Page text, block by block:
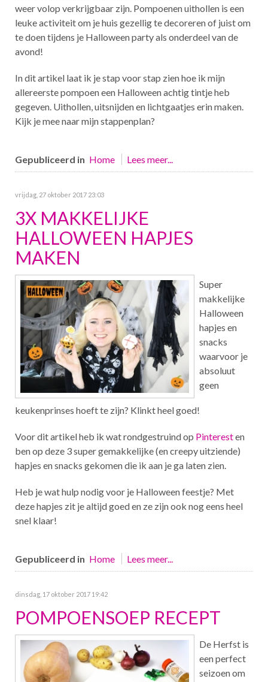
weer volop verkrijgbaar zijn. Pompoenen uithollen is een
leuke activiteit om je huis gezellig te decoreren of juist om
te doen tijdens je Halloween party als onderdeel van de
avond!
In dit artikel laat ik je stap voor stap zien hoe ik mijn
allereerste pompoen een Halloween achtig tintje heb
gegeven. Uithollen, uitsnijden en lichtgaatjes erin maken.
Kijk je mee naar mijn stappenplan?
Gepubliceerd in Home Lees meer...
vrijdag, 27 oktober 2017 23:03
3X MAKKELIJKE
HALLOWEEN HAPJES
MAKEN
Super
makkelijke
Halloween
hapjes en
snacks
waarvoor je
absoluut
geen
keukenprinses hoeft te zijn? Klinkt heel goed!
Voor dit artikel heb ik wat rondgestruind op Pinteresten
ben op deze 3 super gemakkelijke (en creepy uitziende)
hapjes en snacks gekomen die ik aan je ga laten zien.
Heb je wat hulp nodig voor je Halloween feestje? Met
deze hapjes zit je altijd goed en ze zijn ook nog eens heel
snel klaar!
Gepubliceerd in Home Lees meer...
dinsdag, 17 oktober 2017 19:42
POMPOENSOEP RECEPT
De Herfst is
een perfect
seizoen om